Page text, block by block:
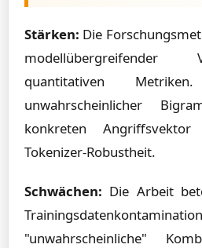
Stärken: Die
quantitativen
unwahrscheinlicher
konkreten
Tokenizer-Robustheit.
Schwächen: Die Arbeit
"unwahrscheinliche"